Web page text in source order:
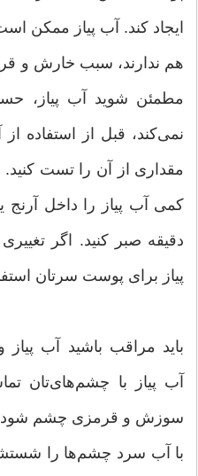
ایجاد کند. آب پیاز ممکن
هم ندارند، سبب خارش و
مطمئن شوید آب پیاز،
نمی‌کند، قبل از استفاده
مقداری از آن را تست کنید.
کمی آب پیاز را داخل
دقیقه صبر کنید. اگر
پیاز برای پوست سرتان
باید مراقب باشید آب
آب پیاز با چشم‌های‌تان
سوزش و قرمزی چشم شود.
با آب سرد چشم‌ها را